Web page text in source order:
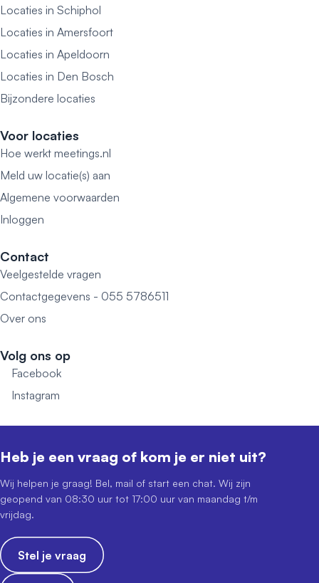
Locaties in Schiphol
Locaties in Amersfoort
Locaties in Apeldoorn
Locaties in Den Bosch
Bijzondere locaties
Voor locaties
Hoe werkt meetings.nl
Meld uw locatie(s) aan
Algemene voorwaarden
Inloggen
Contact
Veelgestelde vragen
Contactgegevens - 055 5786511
Over ons
Volg ons op
Facebook
Instagram
Heb je een vraag of kom je er niet uit?
Wij helpen je graag! Bel, mail of start een chat. Wij zijn
geopend van 08:30 uur tot 17:00 uur van maandag t/m
vrijdag.
Stel je vraag